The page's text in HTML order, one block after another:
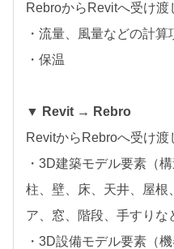
RebroからRevitへ受け渡
・流量、風量などの計算
・保温
▼ Revit → Rebro
RevitからRebroへ受け渡
・3D建築モデル要素（
柱、壁、床、天井、屋根
ア、窓、階段、手すりな
・3D設備モデル要素（